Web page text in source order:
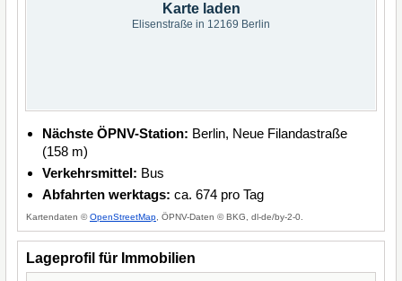
Karte laden
Elisenstraße in 12169 Berlin
Nächste ÖPNV-Station: Berlin, Neue Filandastraße
(158 m)
Verkehrsmittel: Bus
Abfahrten werktags: ca. 674 pro Tag
Kartendaten ©OpenStreetMap , ÖPNV-Daten © BKG, dl-de/by-2-0.
Lageprofil für Immobilien